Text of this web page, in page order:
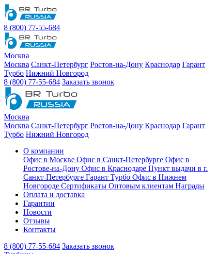
8 (800) 77-55-684
Москва
Москва Санкт-Петербург Ростов-на-Дону Краснодар Гарант
Турбо Нижний Новгород
8 (800) 77-55-684 Заказать звонок
Москва
Москва Санкт-Петербург Ростов-на-Дону Краснодар Гарант
Турбо Нижний Новгород
О компании
Офис в Москве Офис в Санкт-Петербурге Офис в
Ростове-на-Дону Офис в Краснодаре Пункт выдачи в г.
Санкт-Петербурге Гарант Турбо Офис в Нижнем
Новгороде Сертификаты Оптовым клиентам Награды
Оплата и доставка
Гарантии
Новости
Отзывы
Контакты
8 (800) 77-55-684 Заказать звонок